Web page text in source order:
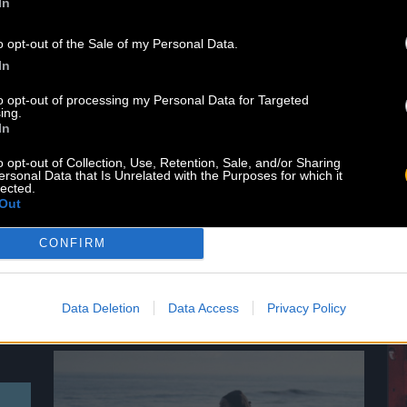
opt-out of the Sale of my Personal Data.
opt-out of processing my Personal Data for Targeted
opt-out of Collection, Use, Retention, Sale, and/or Sharing
Data that Is Unrelated with the Purposes for which it
CONFIRM
Data Deletion Data Access Privacy Policy
A living legend of roots reggae,
Cabaret Sauvage on June 11, 2027. For
eighteen years, Clinton Fearon was
set to revisit […]
Read more